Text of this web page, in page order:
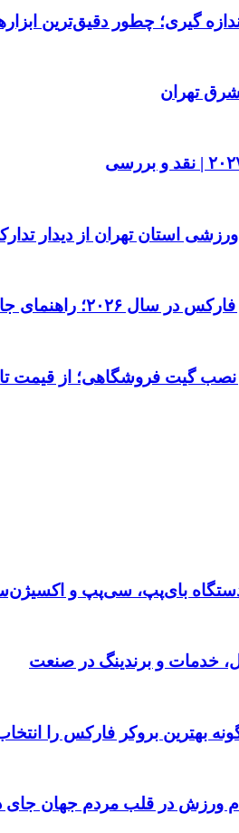
گیری؛ چطور دقیق‌ترین
تهران
استان تهران از دیدار
جامع تریدرهای حرفه‌ای
و نصب گیت فروشگاهی؛ از
دستگاه بای‌پپ، سی‌پپ و
خدمات و برندینگ در صنعت
بهترین بروکر فارکس را
ورزش در قلب مردم جهان جای